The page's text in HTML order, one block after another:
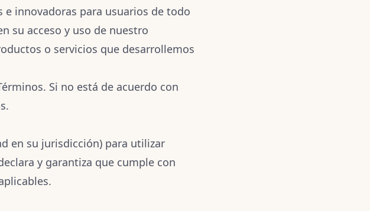
e innovadoras para usuarios de todo
su acceso y uso de nuestro
o servicios que desarrollemos
Si no está de acuerdo con
en su jurisdicción) para utilizar
y garantiza que cumple con